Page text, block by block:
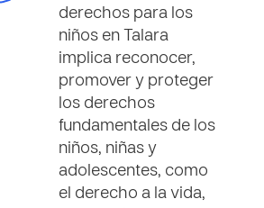
derechos para los
niños en Talara
implica reconocer,
promover y proteger
los derechos
fundamentales de los
niños, niñas y
adolescentes, como
el derecho a la vida,